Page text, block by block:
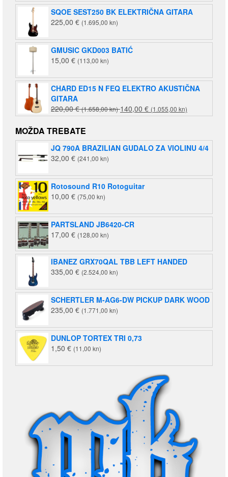
SQOE SEST250 BK ELEKTRIČNA GITARA
225,00 € (1.695,00 kn)
GMUSIC GKD003 BATIĆ
15,00 € (113,00 kn)
CHARD ED15 N FEQ ELEKTRO AKUSTIČNA
GITARA
220,00€ (1.658,00 kn)Izvorna
cijena
je:
220,00 €
140,00 € (1.055,00 kn)
cijena
140,00 €
(1.055,00
MOŽDA TREBATE
JQ 790A BRAZILIAN GUDALO ZA VIOLINU 4/4
32,00 € (241,00 kn)
Rotosound R10 Rotoguitar
10,00 € (75,00 kn)
PARTSLAND JB6420-CR
17,00 € (128,00 kn)
IBANEZ GRX70QAL TBB LEFT HANDED
335,00 € (2.524,00 kn)
SCHERTLER M-AG6-DW PICKUP DARK WOOD
235,00 € (1.771,00 kn)
DUNLOP TORTEX TRI 0,73
1,50 € (11,00 kn)